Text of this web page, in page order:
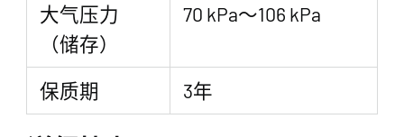
大气压力
（储存）
70 kPa～106 kPa
保质期 3年